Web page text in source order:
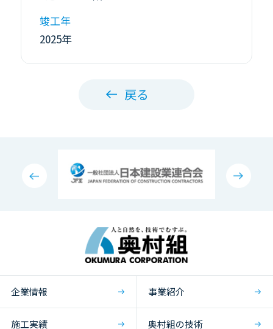
竣工年
2025年
戻る
企業情報 事業紹介
施工実績 奥村組の技術